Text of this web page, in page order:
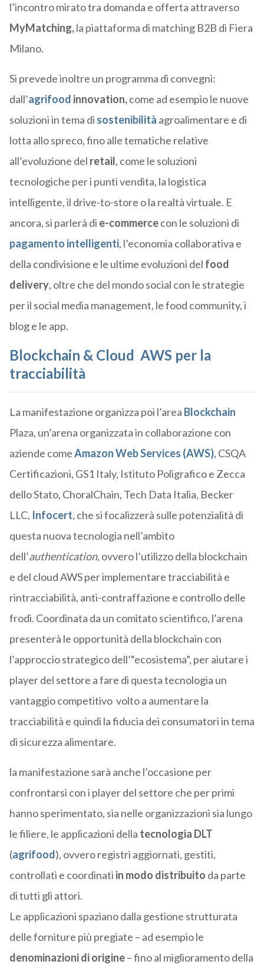
l’incontro mirato tra domanda e offerta attraverso
MyMatching,la piattaforma di matching B2B di Fiera
Milano.
Si prevede inoltre un programma di convegni:
dall’agrifood innovation,come ad esempio le nuove
soluzioni in tema di sostenibilità agroalimentare e di
lotta allo spreco, fino alle tematiche relative
all’evoluzione del retail, come le soluzioni
tecnologiche per i punti vendita, la logistica
intelligente, il drive-to-store o la realtà virtuale. E
ancora, si parlerà di e-commercecon le soluzioni di
pagamento intelligenti, l’economia collaborativa e
della condivisione e le ultime evoluzioni del food
delivery, oltre che del mondo social con le strategie
per il social media management, le food community, i
blog e le app.
Blockchain & Cloud AWS per la
tracciabilità
La manifestazione organizza poi l’area Blockchain
Plaza, un’arena organizzata in collaborazione con
aziende comeAmazon Web Services (AWS), CSQA
Certificazioni, GS1 Italy, Istituto Poligrafico e Zecca
dello Stato, ChoralChain, Tech Data Italia, Becker
LLC, Infocert, che si focalizzerà sulle potenzialità di
questa nuova tecnologia nell’ambito
dell’authentication, ovvero l’utilizzo della blockchain
e del cloud AWS per implementare tracciabilità e
rintracciabilità, anti-contraffazione e controllo delle
frodi. Coordinata da un comitato scientifico, l’arena
presenterà le opportunità della blockchain con
l’approccio strategico dell’“ecosistema”, per aiutare i
player del settore a fare di questa tecnologia un
vantaggio competitivo volto a aumentare la
tracciabilità e quindi la fiducia dei consumatori in tema
di sicurezza alimentare.
la manifestazione sarà anche l’occasione per
confrontarsi con i player del settore che per primi
hanno sperimentato, sia nelle organizzazioni sia lungo
le filiere, le applicazioni della tecnologia DLT
(agrifood), ovvero registri aggiornati, gestiti,
controllati e coordinati in modo distribuito da parte
di tutti gli attori.
Le applicazioni spaziano dalla gestione strutturata
delle forniture più pregiate – ad esempio le
denominazioni di origine– fino al miglioramento della